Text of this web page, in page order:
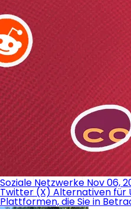
Soziale Netzwerke Nov 06,
Twitter (X) Alternativen für
Plattformen, die Sie in